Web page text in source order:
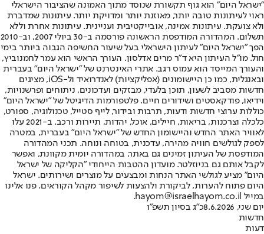
"ישראל היום" הוא גוף תקשורת שנוסד מתוך האמונה שהציבור הישראלי
ראוי לעיתונות טובה יותר, מאוזנת יותר ומדויקת יותר. עיתונות שמדברת
ולא צועקת. עיתונות אמינה, אובייקטיבית ועניינית. עיתונות אחרת וללא
תשלום. המהדורה המודפסת הראשונה פורסמה ב-30 ביולי 2007, וב-2010
הפך "ישראל היום" לעיתון הישראלי בעל שיעור החשיפה הגבוה ביותר בימי
חול. מו"ל העיתון היא ד"ר מרים אדלסון. העורך הראשי הוא עמר לחמנוביץ,
והעורך המייסד הוא עמוס רגב. אתרי האינטרנט של "ישראל היום" בעברית
ובאנגלית, כמו כן היישומונים (אפליקציות) לאנדרואיד ול-iOS, מציגים
חדשות מסביב לשעון, תוכן בלעדי, מבזקים ועדכונים, ניתוחים ופרשנויות,
וידיאו, פודקאסטים ושידורים חיים. פלטפורמות הדיגיטל של "ישראל היום"
כוללות ערוצי חדשות ודעות, תרבות ובידור, לייף סטייל, טכנולוגיה, ספורט,
כלכלה וצרכנות, בריאות, חיילים, אוכל, יהדות, תיירות ורכב. ב-2021 עלו
לאוויר האתר החדש והיישומון החדש של "ישראל היום" בעברית, במטרה
לספק לגולשים חוויה מהירה, עדכנית, בטוחה ונוחה. תכני המהדורה
המודפסת של העיתון זמינים גם באתר, במהדורה יומית מקוונת, ואפשר
לקבל אותם גם בניוזלטר. מועדון ההטבות הייחודי "הקליקה של ישראל
היום" מציע לגולשי האתר הנחות ומבצעים על מוצרים ושירותים. ישראל
היום פתוח להערות, לביקורת ולהצעות לשיפור מקהל הקוראים. פנו אלינו
במייל hayom@israelhayom.co.il.
יום שני, 8.6.2026
כ"ג בסיון תשפ"ו
חדשות
דעות